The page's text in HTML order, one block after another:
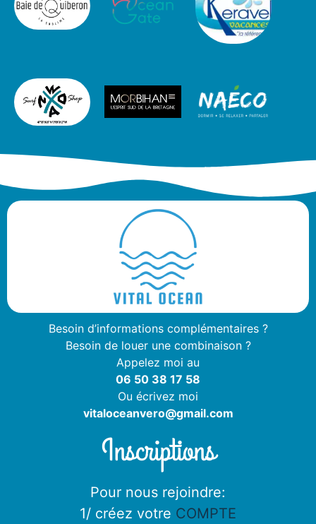
Besoin d’informations complémentaires ?
Besoin de louer une combinaison ?
Appelez moi au
06 50 38 17 58
Ou écrivez moi
vitaloceanvero@gmail.com
Inscriptions
Pour nous rejoindre:
1/ créez votre COMPTE